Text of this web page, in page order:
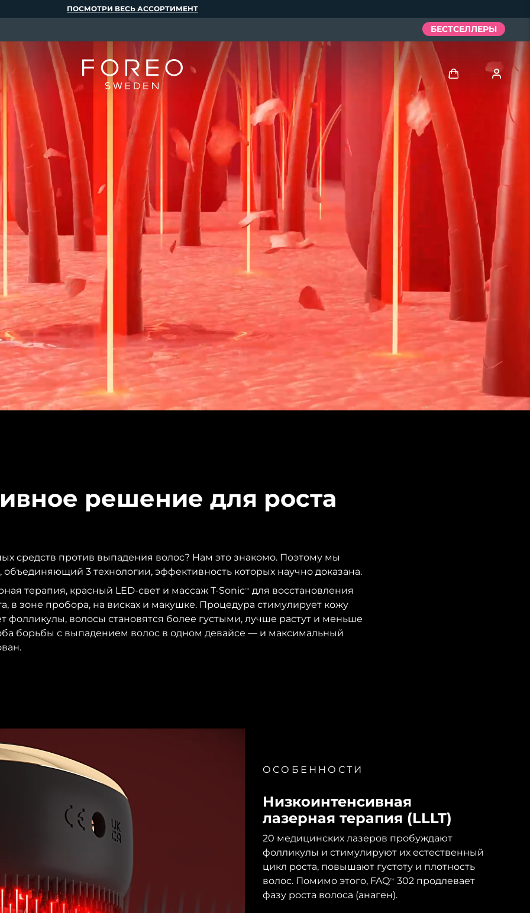
решение для роста
средств против выпадения волос? Нам это знакомо. Поэтому мы
объединяющий 3 технологии, эффективность которых научно доказана.
терапия, красный LED-свет и массаж T-SonicTM
для восстановления
в зоне пробора, на висках и макушке. Процедура стимулирует кожу
фолликулы, волосы становятся более густыми, лучше растут и меньше
борьбы с выпадением волос в одном девайсе — и максимальный
ОСОБЕННОСТИ
Низкоинтенсивная
лазерная терапия (LLLT)
20 медицинских лазеров пробуждают
фолликулы и стимулируют их естественный
цикл роста, повышают густоту и плотность
волос. Помимо этого, FAQTM
302 продлевает
фазу роста волоса (анаген).
ПОСМОТРИ ВЕСЬ АССОРТИМЕНТ
БЕСТСЕЛЛЕРЫ
Профиль пользователя
Мои приборы
Мои заказы
Мои адреса
Мои подписки